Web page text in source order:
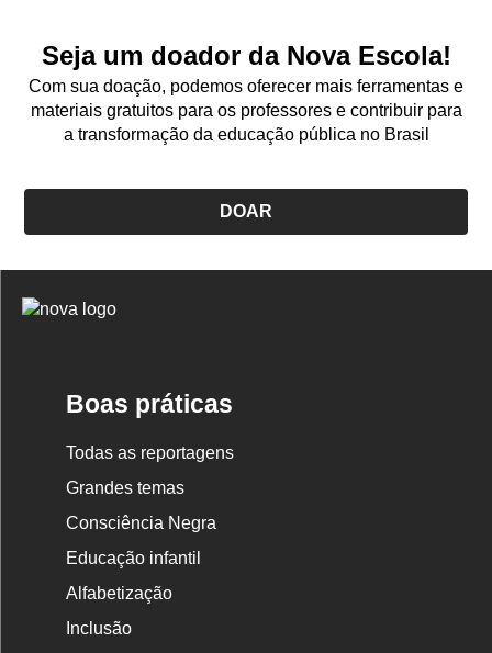
Seja um doador da Nova Escola!
Com sua doação, podemos oferecer mais ferramentas e
materiais gratuitos para os professores e contribuir para
a transformação da educação pública no Brasil
DOAR
Logo
Boas práticas
Todas as reportagens
Grandes temas
Consciência Negra
Educação infantil
Alfabetização
Inclusão